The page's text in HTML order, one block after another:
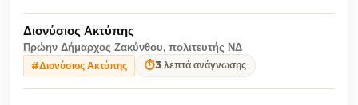
Διονύσιος Ακτύπης
Πρώην Δήμαρχος Ζακύνθου, πολιτευτής ΝΔ
#Διονύσιος Ακτύπης ⏱3 λεπτά ανάγνωσης